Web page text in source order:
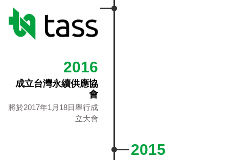
2015
2016
成立台灣永續供應協
會
將於2017年1月18日舉行成
立大會